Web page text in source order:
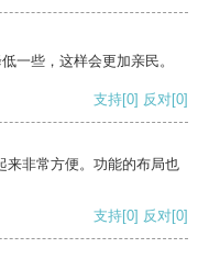
一些，这样会更加亲民。
支持[0] 反对[0]
来非常方便。功能的布局也
支持[0] 反对[0]